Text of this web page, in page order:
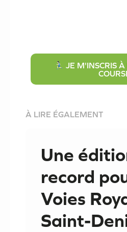
JE M'INSCRIS
À LIRE ÉGALEMENT
Une
record
Voies
Saint-